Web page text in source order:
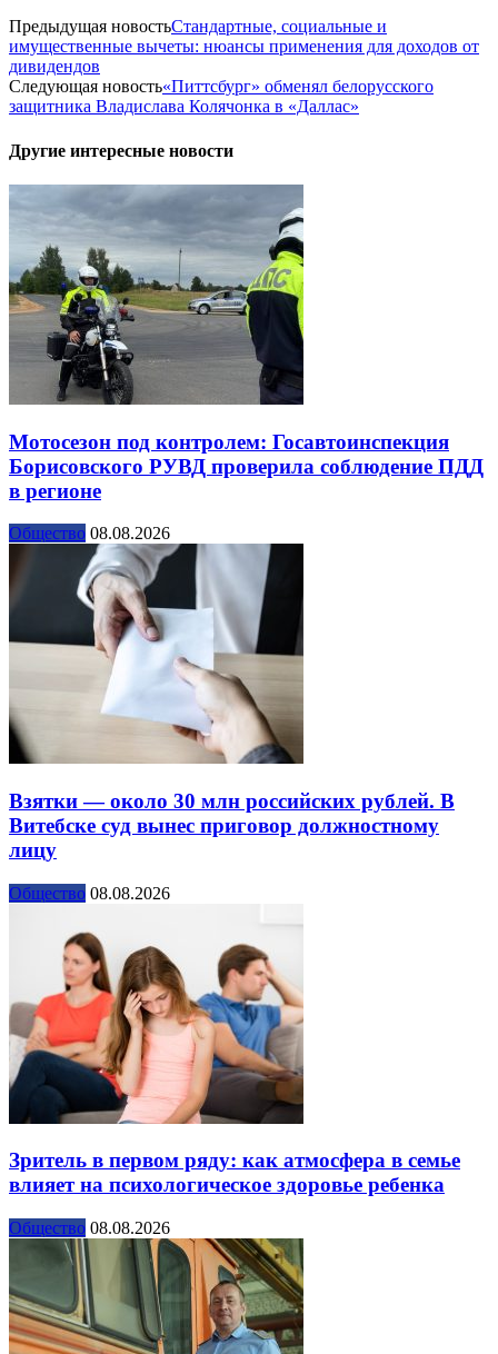
Предыдущая новостьСтандартные, социальные и
имущественные вычеты: нюансы применения для доходов от
дивидендов
Следующая новость«Питтсбург» обменял белорусского
защитника Владислава Колячонка в «Даллас»
Другие интересные новости
Мотосезон под контролем: Госавтоинспекция
Борисовского РУВД проверила соблюдение ПДД
в регионе
Общество 08.08.2026
Взятки — около 30 млн российских рублей. В
Витебске суд вынес приговор должностному
лицу
Общество 08.08.2026
Зритель в первом ряду: как атмосфера в семье
влияет на психологическое здоровье ребенка
Общество 08.08.2026